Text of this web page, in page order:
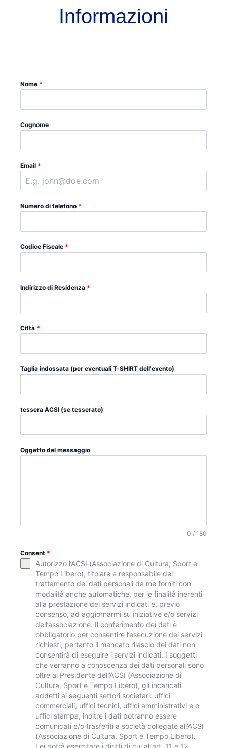
Informazioni
Nome *
Cognome
Email *
Numero di telefono *
Codice Fiscale *
Indirizzo di Residenza *
Città *
Taglia indossata (per eventuali T-SHIRT dell'evento)
tessera ACSI (se tesserato)
Oggetto del messaggio
0 / 180
Consent *
Autorizzo l’ACSI (Associazione di Cultura, Sport e
Tempo Libero), titolare e responsabile del
trattamento dei dati personali da me forniti con
modalità anche automatiche, per le finalità inerenti
alla prestazione dei servizi indicati e, previo
consenso, ad aggiornarmi su iniziative e/o servizi
dell’associazione. Il conferimento dei dati è
obbligatorio per consentire l’esecuzione dei servizi
richiesti, pertanto il mancato rilascio dei dati non
consentirà di eseguire i servizi indicati. I soggetti
che verranno a conoscenza dei dati personali sono
oltre al Presidente dell’ACSI (Associazione di
Cultura, Sport e Tempo Libero), gli incaricati
addetti ai seguenti settori societari: uffici
commerciali, uffici tecnici, uffici amministrativi e o
uffici stampa, inoltre i dati potranno essere
comunicati e/o trasferiti a società collegate all’ACSI
(Associazione di Cultura, Sport e Tempo Libero).
Lei potrà esercitare i diritti di cui all’art. 11 e 12